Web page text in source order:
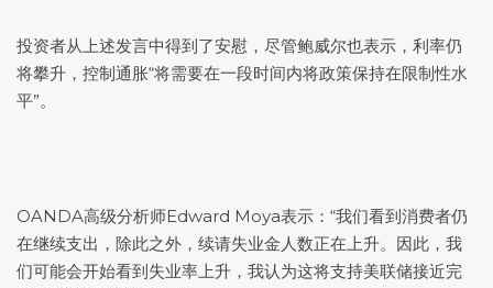
投资者从上述发言中得到了安慰，尽管鲍威尔也表示，利率仍
将攀升，控制通胀“将需要在一段时间内将政策保持在限制性水
平”。
OANDA高级分析师Edward Moya表示：“我们看到消费者仍
在继续支出，除此之外，续请失业金人数正在上升。因此，我
们可能会开始看到失业率上升，我认为这将支持美联储接近完